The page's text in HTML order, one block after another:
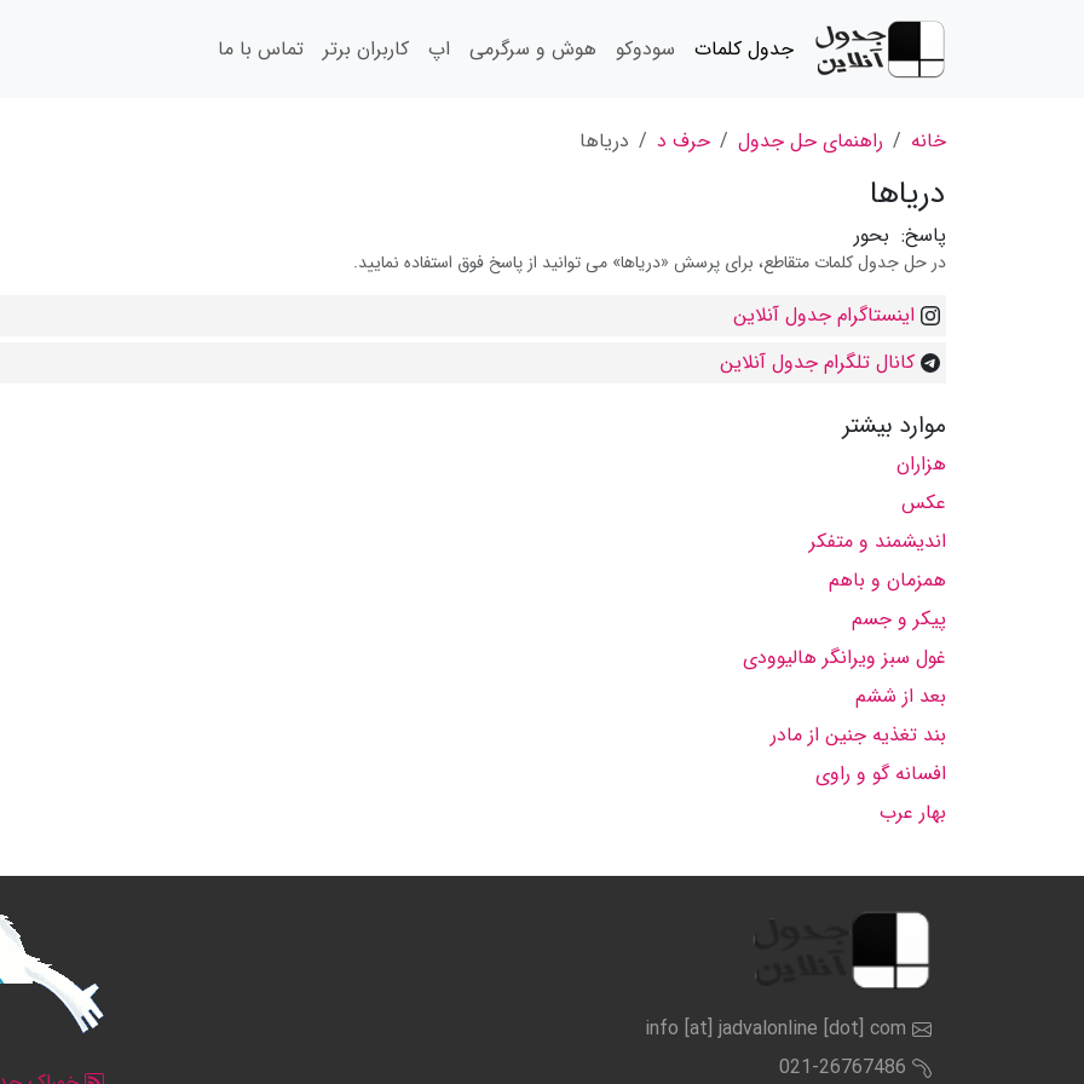
جدول کلمات سودوکو هوش و سرگرمی اپ کاربران برتر تماس با ما
خانه راهنمای حل جدول حرف د دریاها
دریاها
پاسخ: بحور
در حل جدول کلمات متقاطع، برای پرسش «دریاها» می توانید از پاسخ فوق استفاده نمایید.
اینستاگرام جدول آنلاین
کانال تلگرام جدول آنلاین
موارد بیشتر
هزاران
عكس
اندیشمند و متفكر
همزمان و باهم
پیكر و جسم
غول سبز ویرانگر هالیوودى
بعد از ششم
بند تغذیه جنین از مادر
افسانه گو و راوى
بهار عرب
info [at] jadvalonline [dot] com
021-26767486